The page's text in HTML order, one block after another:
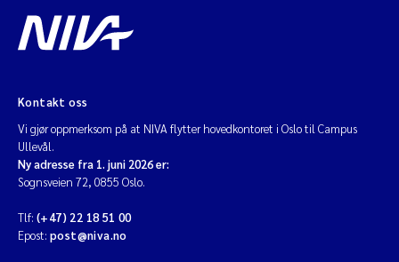
Kontakt oss
Vi gjør oppmerksom på at NIVA flytter hovedkontoret i Oslo til Campus
Ullevål.
Ny adresse fra 1. juni 2026 er:
Sognsveien 72, 0855 Oslo.
Tlf: (+47) 22 18 51 00
Epost: post@niva.no